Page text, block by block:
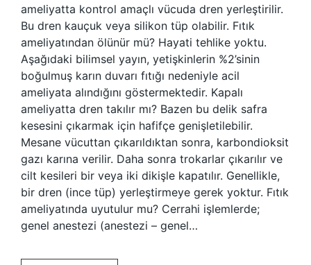
ameliyatta kontrol amaçlı vücuda dren yerleştirilir.
Bu dren kauçuk veya silikon tüp olabilir. Fıtık
ameliyatından ölünür mü? Hayati tehlike yoktu.
Aşağıdaki bilimsel yayın, yetişkinlerin %2’sinin
boğulmuş karın duvarı fıtığı nedeniyle acil
ameliyata alındığını göstermektedir. Kapalı
ameliyatta dren takılır mı? Bazen bu delik safra
kesesini çıkarmak için hafifçe genişletilebilir.
Mesane vücuttan çıkarıldıktan sonra, karbondioksit
gazı karına verilir. Daha sonra trokarlar çıkarılır ve
cilt kesileri bir veya iki dikişle kapatılır. Genellikle,
bir dren (ince tüp) yerleştirmeye gerek yoktur. Fıtık
ameliyatında uyutulur mu? Cerrahi işlemlerde;
genel anestezi (anestezi – genel…